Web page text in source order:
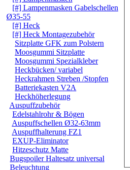
[#] Lampenmasken Gabelschellen
Ø35-55
[#] Heck
[#] Heck Montagezubehör
Sitzplatte GFK zum Polstern
Moosgummi Sitzplatte
Moosgummi Spezialkleber
Heckbücken/ variabel
Heckrahmen Streben /Stopfen
Batteriekasten V2A
Heckhöherlegung
Auspuffzubehör
Edelstahlrohr & Bögen
Auspuffschellen Ø32-63mm
Auspuffhalterung FZ1
EXUP-Eliminator
Hitzeschutz Matte
Bugspoiler Haltesatz universal
Beleuchtung